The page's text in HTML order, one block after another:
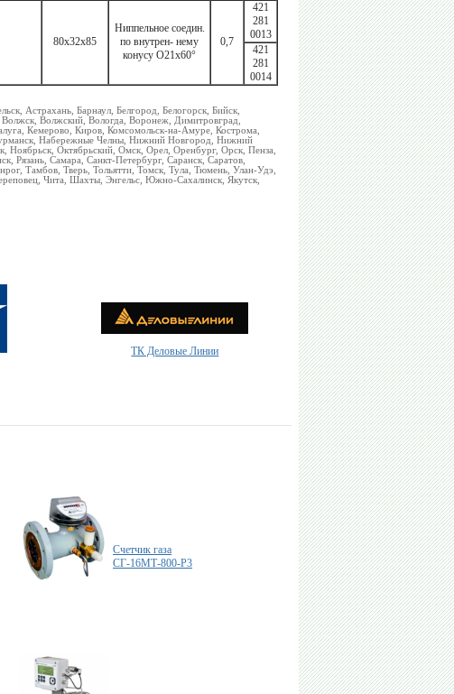
80х32х85
Ниппельное соедин.
по внутрен- нему
конусу O21х60°
0,7
421
281
0013
421
281
0014
Астрахань, Барнаул, Белгород, Белогорск, Бийск,
Волжский, Вологда, Воронеж, Димитровград,
Кемерово, Киров, Комсомольск-на-Амуре, Кострома,
Набережные Челны, Нижний Новгород, Нижний
Ноябрьск, Октябрьский, Омск, Орел, Оренбург, Орск, Пенза,
Рязань, Самара, Санкт-Петербург, Саранск, Саратов,
Тамбов, Тверь, Тольятти, Томск, Тула, Тюмень, Улан-Удэ,
Чита, Шахты, Энгельс, Южно-Сахалинск, Якутск,
ТК Деловые Линии
Счетчик газа
СГ-16МТ-800-Р3